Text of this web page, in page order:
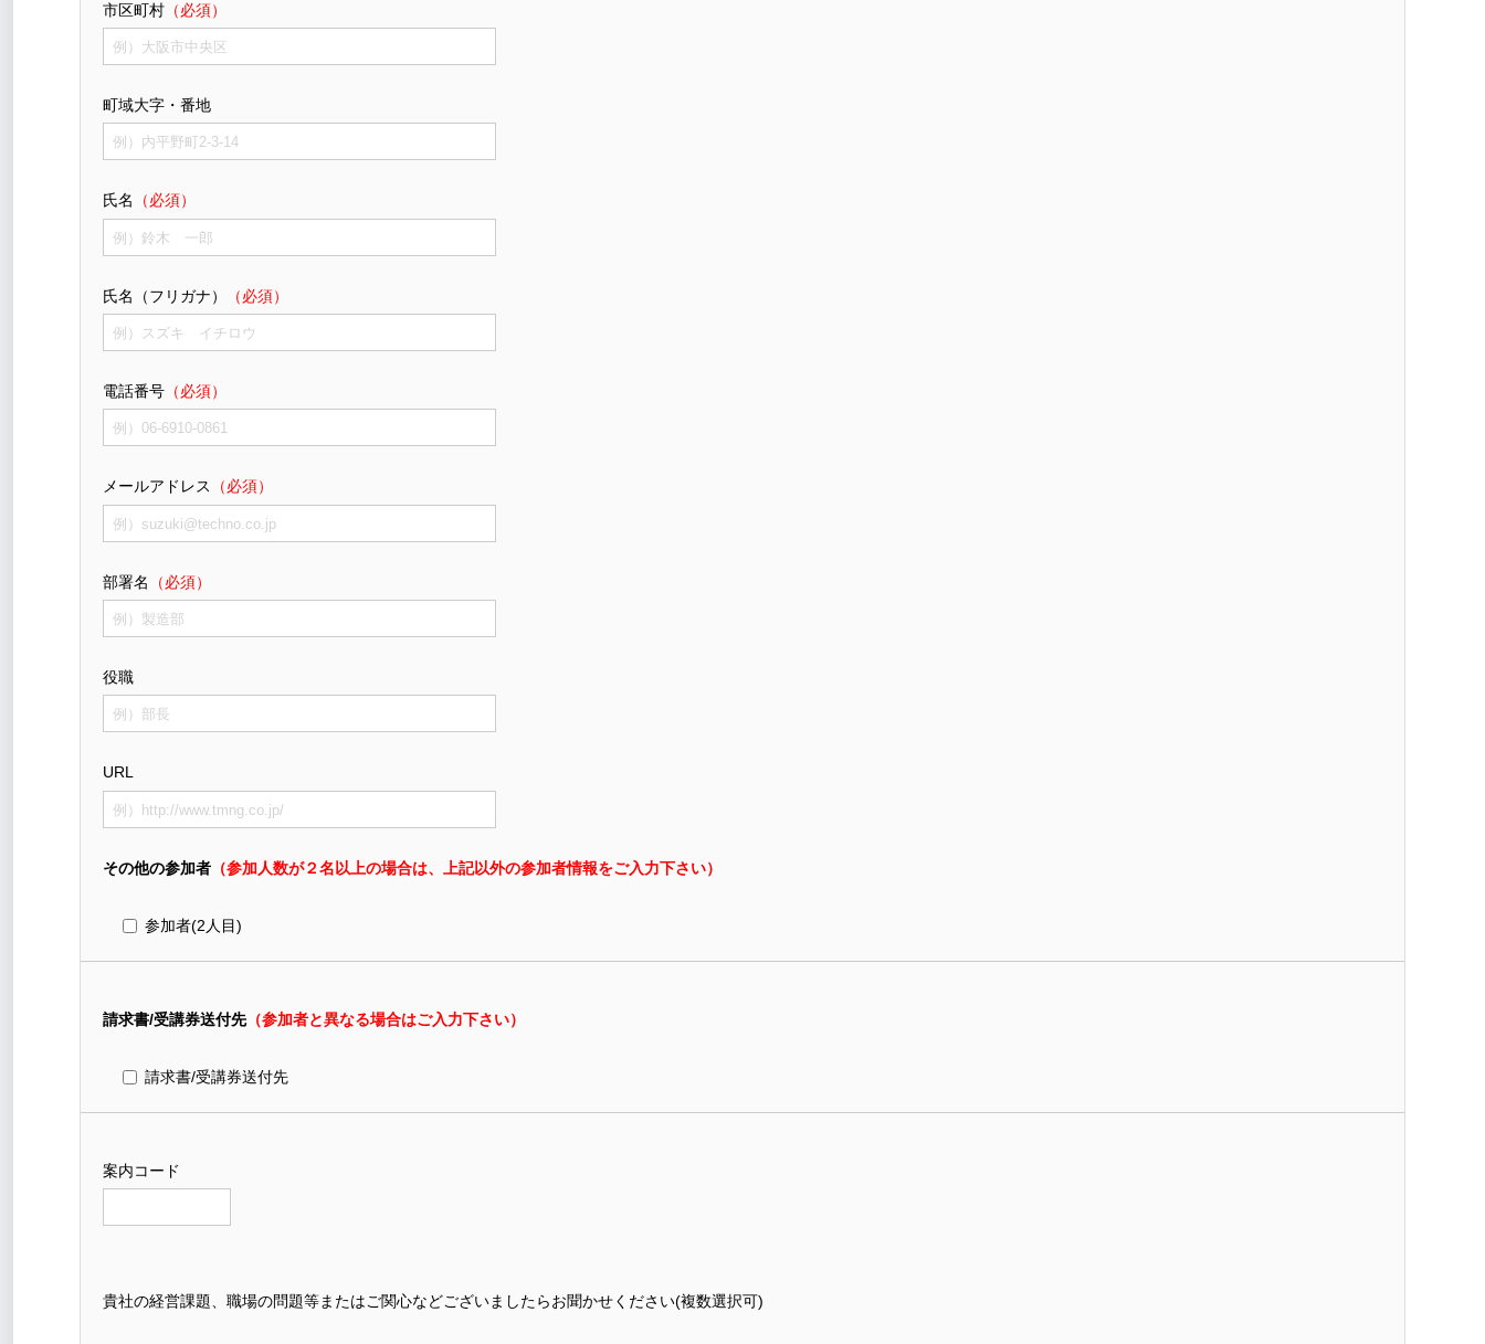
市区町村 （必須）
町域大字・番地
氏名 （必須）
氏名（フリガナ） （必須）
電話番号 （必須）
メールアドレス （必須）
部署名 （必須）
役職
URL
その他の参加者 （参加人数が２名以上の場合は、上記以外の参加者情報をご入力下さい）
参加者(2人目)
請求書/受講券送付先（参加者と異なる場合はご入力下さい）
請求書/受講券送付先
案内コード
貴社の経営課題、職場の問題等またはご関心などございましたらお聞かせください(複数選択可)